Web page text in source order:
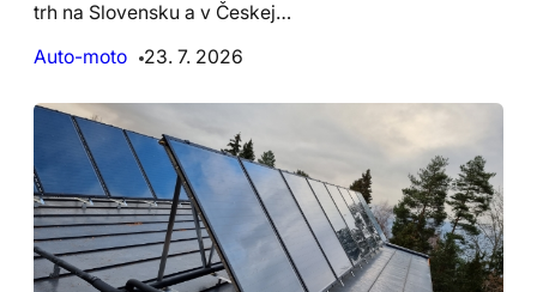
trh na Slovensku a v Českej…
Auto-moto
23. 7. 2026